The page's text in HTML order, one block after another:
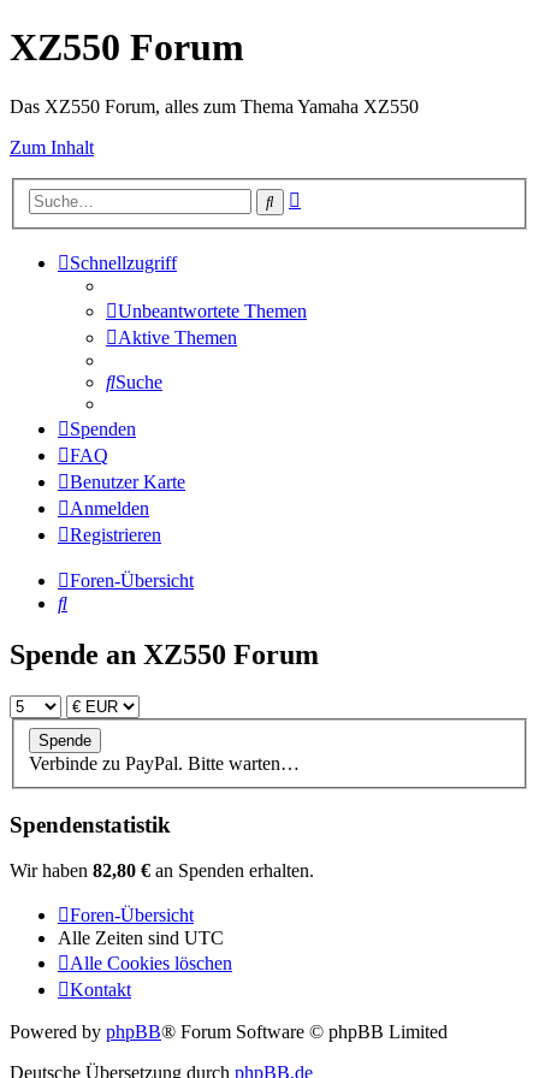
XZ550 Forum
Das XZ550 Forum, alles zum Thema Yamaha XZ550
Zum Inhalt
Suche
Schnellzugriff
Unbeantwortete Themen
Aktive Themen
Suche
Spenden
FAQ
Benutzer Karte
Anmelden
Registrieren
Foren-Übersicht
Suche
Spende an XZ550 Forum
Verbinde zu PayPal. Bitte warten…
Spendenstatistik
Wir haben 82,80 € an Spenden erhalten.
Foren-Übersicht
Alle Zeiten sind UTC
Alle Cookies löschen
Kontakt
Powered by phpBB® Forum Software © phpBB Limited
Deutsche Übersetzung durch phpBB.de